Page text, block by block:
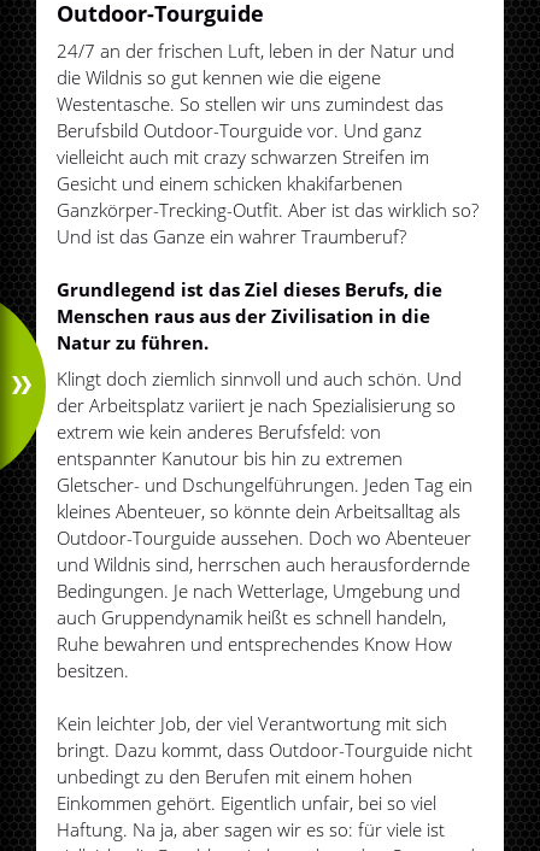
Outdoor-Tourguide
24/7 an der frischen Luft, leben in der Natur und
die Wildnis so gut kennen wie die eigene
Westentasche. So stellen wir uns zumindest das
Berufsbild Outdoor-Tourguide vor. Und ganz
vielleicht auch mit crazy schwarzen Streifen im
Gesicht und einem schicken khakifarbenen
Ganzkörper-Trecking-Outfit. Aber ist das wirklich so?
Und ist das Ganze ein wahrer Traumberuf?
Grundlegend ist das Ziel dieses Berufs, die
Menschen raus aus der Zivilisation in die
Natur zu führen.
Klingt doch ziemlich sinnvoll und auch schön. Und
der Arbeitsplatz variiert je nach Spezialisierung so
extrem wie kein anderes Berufsfeld: von
entspannter Kanutour bis hin zu extremen
Gletscher- und Dschungelführungen. Jeden Tag ein
kleines Abenteuer, so könnte dein Arbeitsalltag als
Outdoor-Tourguide aussehen. Doch wo Abenteuer
und Wildnis sind, herrschen auch herausfordernde
Bedingungen. Je nach Wetterlage, Umgebung und
auch Gruppendynamik heißt es schnell handeln,
Ruhe bewahren und entsprechendes Know How
besitzen.
Kein leichter Job, der viel Verantwortung mit sich
bringt. Dazu kommt, dass Outdoor-Tourguide nicht
unbedingt zu den Berufen mit einem hohen
Einkommen gehört. Eigentlich unfair, bei so viel
Haftung. Na ja, aber sagen wir es so: für viele ist